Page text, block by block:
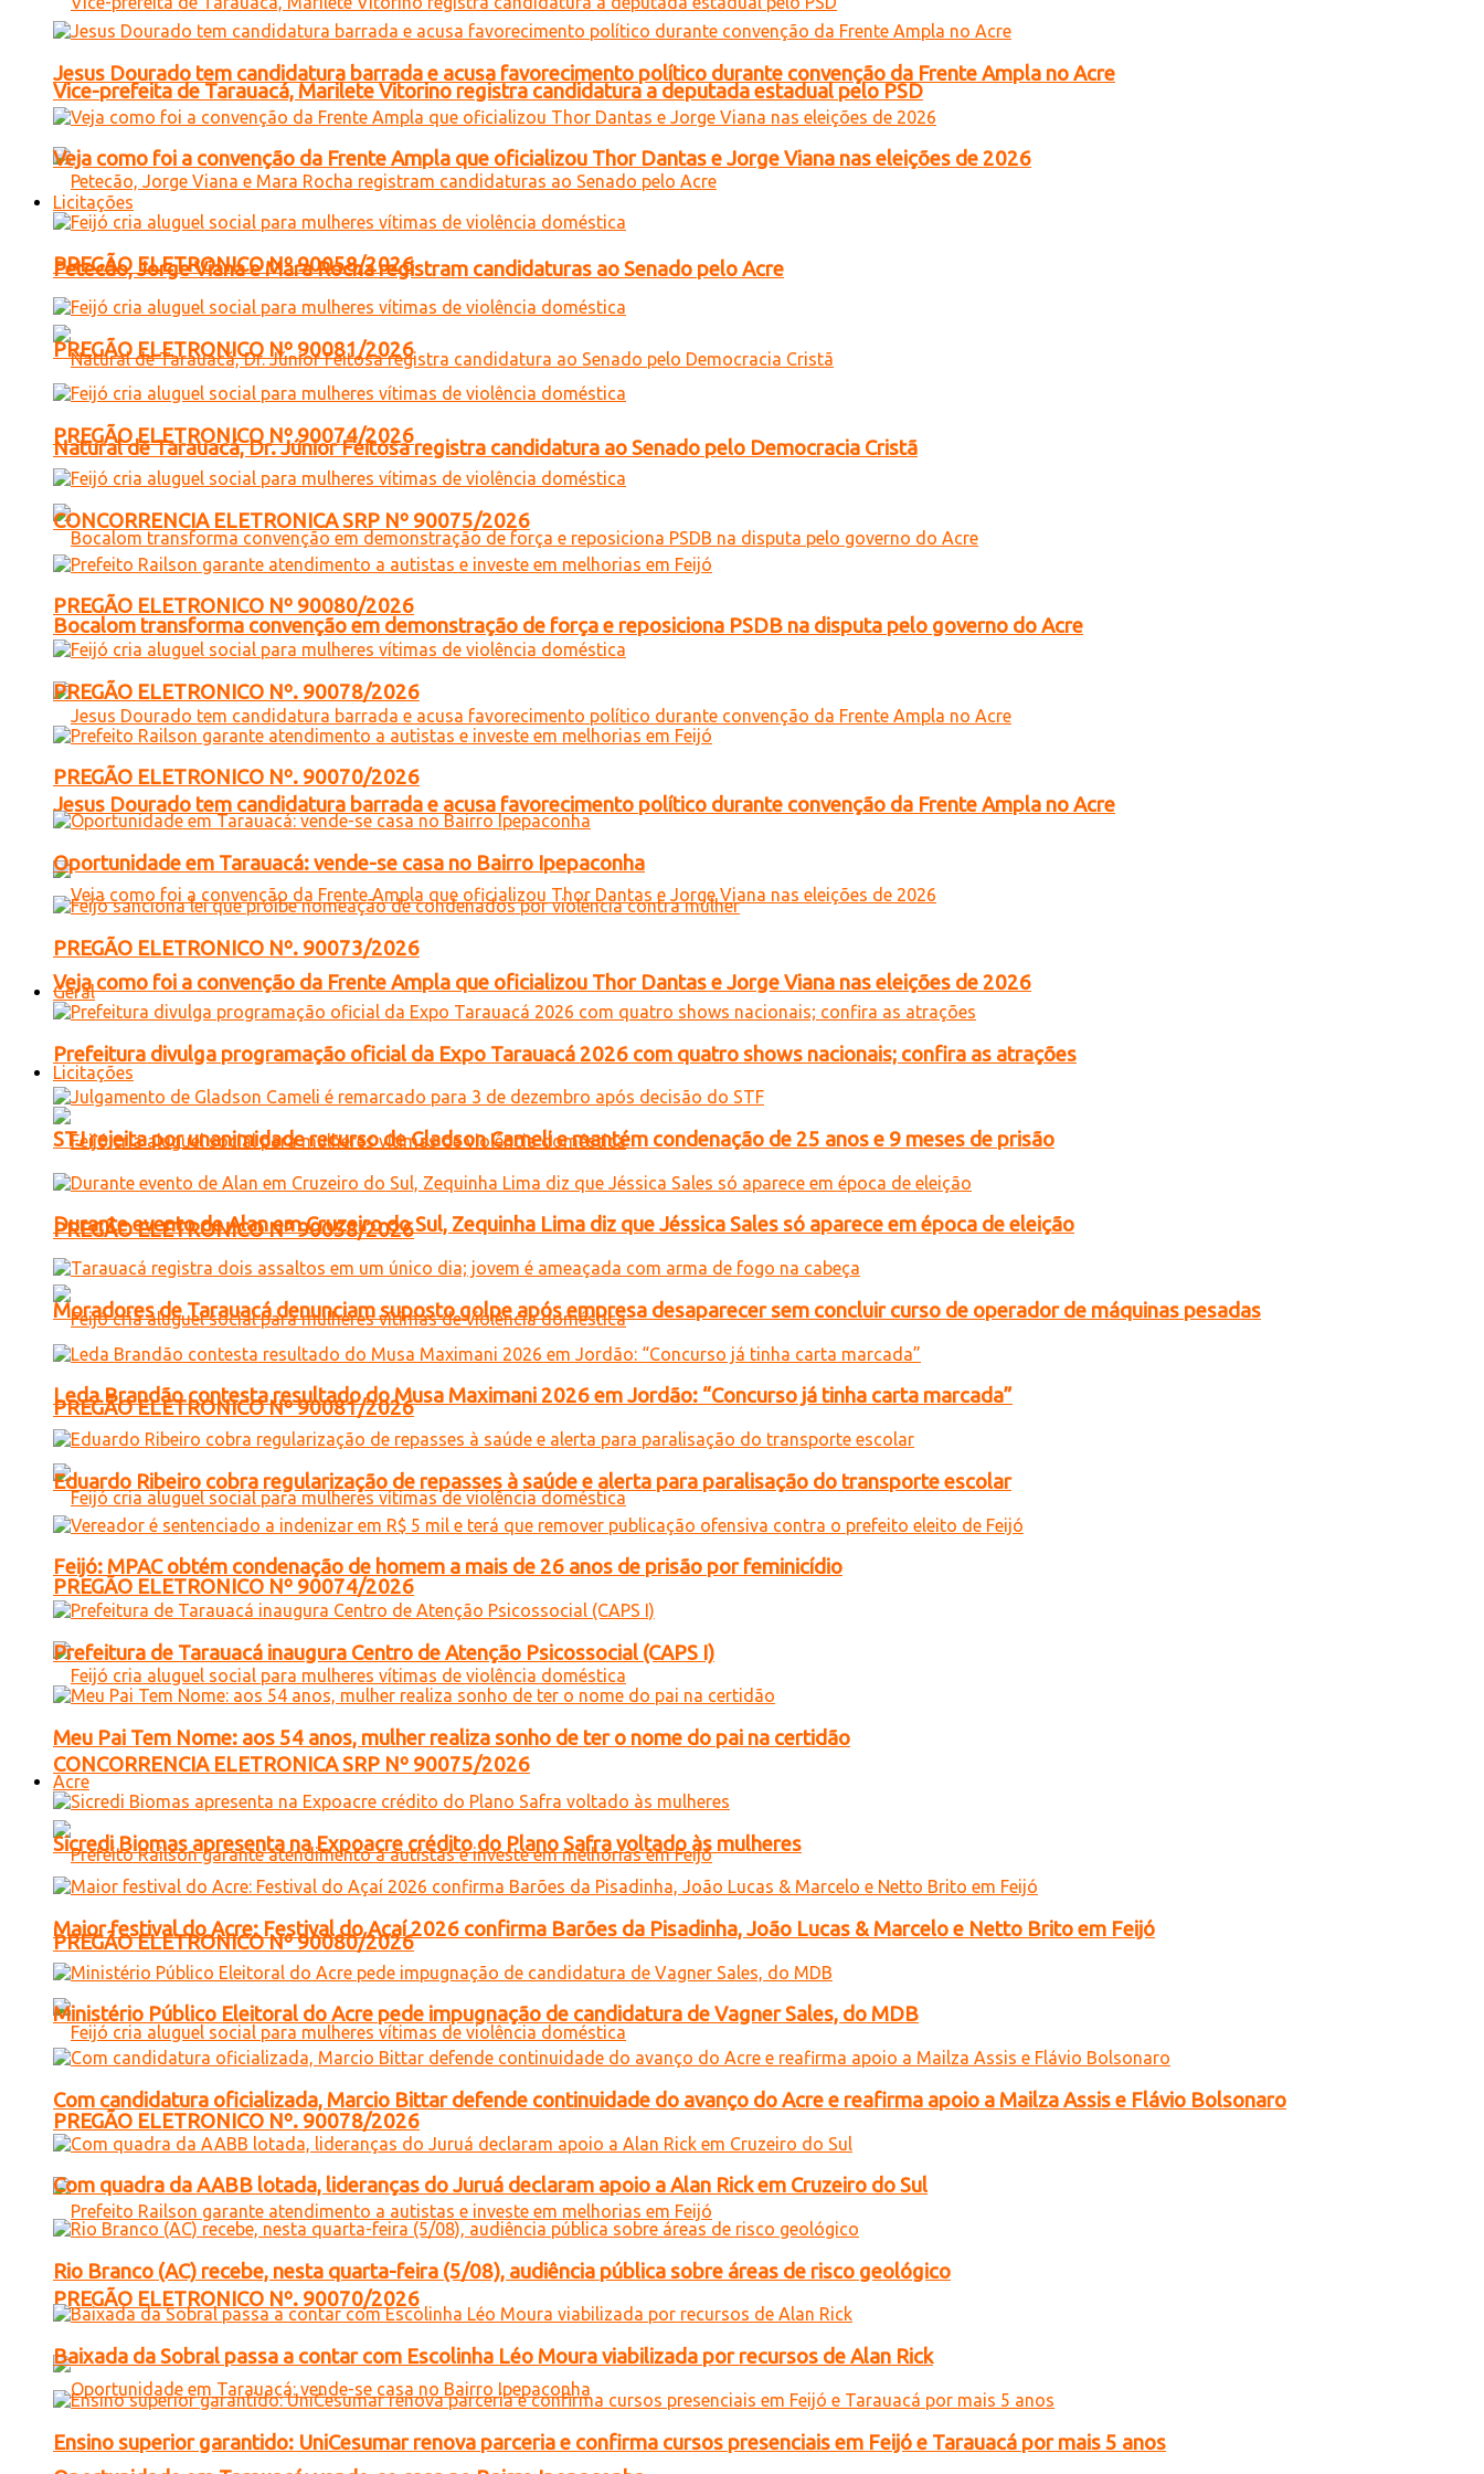
Vice-prefeita de Tarauacá, Marilete Vitorino registra candidatura a deputada estadual pelo PSD
Petecão, Jorge Viana e Mara Rocha registram candidaturas ao Senado pelo Acre
Natural de Tarauacá, Dr. Júnior Feitosa registra candidatura ao Senado pelo Democracia Cristã
Bocalom transforma convenção em demonstração de força e reposiciona PSDB na disputa pelo governo do Acre
Jesus Dourado tem candidatura barrada e acusa favorecimento político durante convenção da Frente Ampla no Acre
Veja como foi a convenção da Frente Ampla que oficializou Thor Dantas e Jorge Viana nas eleições de 2026
Licitações
PREGÃO ELETRONICO Nº 90058/2026
PREGÃO ELETRONICO Nº 90081/2026
PREGÃO ELETRONICO Nº 90074/2026
CONCORRENCIA ELETRONICA SRP Nº 90075/2026
PREGÃO ELETRONICO Nº 90080/2026
PREGÃO ELETRONICO Nº. 90078/2026
PREGÃO ELETRONICO Nº. 90070/2026
Jesus Dourado tem candidatura barrada e acusa favorecimento político durante convenção da Frente Ampla no Acre
Veja como foi a convenção da Frente Ampla que oficializou Thor Dantas e Jorge Viana nas eleições de 2026
Licitações
PREGÃO ELETRONICO Nº 90058/2026
PREGÃO ELETRONICO Nº 90081/2026
PREGÃO ELETRONICO Nº 90074/2026
CONCORRENCIA ELETRONICA SRP Nº 90075/2026
PREGÃO ELETRONICO Nº 90080/2026
PREGÃO ELETRONICO Nº. 90078/2026
PREGÃO ELETRONICO Nº. 90070/2026
Oportunidade em Tarauacá: vende-se casa no Bairro Ipepaconha
PREGÃO ELETRONICO Nº. 90073/2026
Geral
Prefeitura divulga programação oficial da Expo Tarauacá 2026 com quatro shows nacionais; confira as atrações
STJ rejeita por unanimidade recurso de Gladson Cameli e mantém condenação de 25 anos e 9 meses de prisão
Durante evento de Alan em Cruzeiro do Sul, Zequinha Lima diz que Jéssica Sales só aparece em época de eleição
Moradores de Tarauacá denunciam suposto golpe após empresa desaparecer sem concluir curso de operador de máquinas pesadas
Leda Brandão contesta resultado do Musa Maximani 2026 em Jordão: “Concurso já tinha carta marcada”
Eduardo Ribeiro cobra regularização de repasses à saúde e alerta para paralisação do transporte escolar
Feijó: MPAC obtém condenação de homem a mais de 26 anos de prisão por feminicídio
Prefeitura de Tarauacá inaugura Centro de Atenção Psicossocial (CAPS I)
Meu Pai Tem Nome: aos 54 anos, mulher realiza sonho de ter o nome do pai na certidão
Acre
Sicredi Biomas apresenta na Expoacre crédito do Plano Safra voltado às mulheres
Maior festival do Acre: Festival do Açaí 2026 confirma Barões da Pisadinha, João Lucas & Marcelo e Netto Brito em Feijó
Ministério Público Eleitoral do Acre pede impugnação de candidatura de Vagner Sales, do MDB
Com candidatura oficializada, Marcio Bittar defende continuidade do avanço do Acre e reafirma apoio a Mailza Assis e Flávio Bolsonaro
Com quadra da AABB lotada, lideranças do Juruá declaram apoio a Alan Rick em Cruzeiro do Sul
Rio Branco (AC) recebe, nesta quarta-feira (5/08), audiência pública sobre áreas de risco geológico
Baixada da Sobral passa a contar com Escolinha Léo Moura viabilizada por recursos de Alan Rick
Ensino superior garantido: UniCesumar renova parceria e confirma cursos presenciais em Feijó e Tarauacá por mais 5 anos